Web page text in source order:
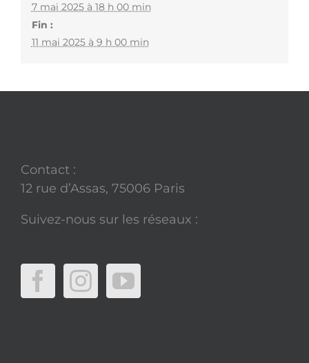
7 mai 2025 à 18 h 00 min
Fin :
11 mai 2025 à 9 h 00 min
Contact :
12 rue d’Assas, 75006 Paris
Suivez-nous sur les réseaux :